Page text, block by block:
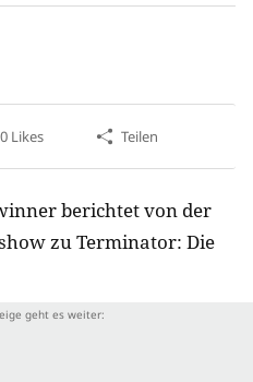
0 Likes Teilen
berichtet von der
zu Terminator: Die